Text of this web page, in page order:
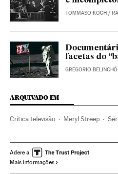
TOMMASO KOCH /
facetas do
GREGORIO
ARQUIVADO EM
Crítica televisão Meryl Streep
Séries tv Programa tv Televisão
Meios comunicação
Adere a
Mais informações